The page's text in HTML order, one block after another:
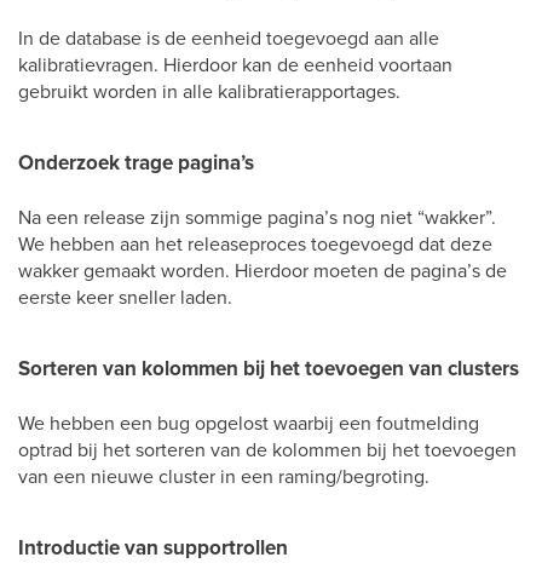
In de database is de eenheid toegevoegd aan alle
kalibratievragen. Hierdoor kan de eenheid voortaan
gebruikt worden in alle kalibratierapportages.
Onderzoek trage pagina’s
Na een release zijn sommige pagina’s nog niet “wakker”.
We hebben aan het releaseproces toegevoegd dat deze
wakker gemaakt worden. Hierdoor moeten de pagina’s de
eerste keer sneller laden.
Sorteren van kolommen bij het toevoegen van clusters
We hebben een bug opgelost waarbij een foutmelding
optrad bij het sorteren van de kolommen bij het toevoegen
van een nieuwe cluster in een raming/begroting.
Introductie van supportrollen